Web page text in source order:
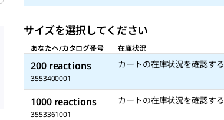
サイズを選択してください
あなたへ/カタログ番号
在庫状況
200 reactions
3553400001
カートの在庫状況を確認する
1000 reactions
3553361001
カートの在庫状況を確認する